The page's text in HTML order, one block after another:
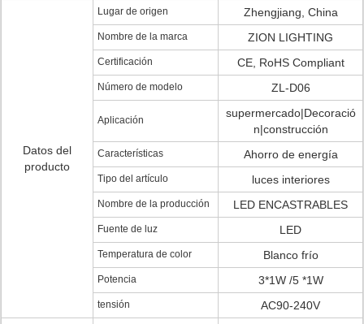
Datos del
producto
Lugar de origen Zhengjiang, China
Nombre de la marca ZION LIGHTING
Certificación CE, RoHS Compliant
Número de modelo ZL-D06
Aplicación
supermercado|Decoració
n|construcción
Características Ahorro de energía
Tipo del artículo luces interiores
Nombre de la producción LED ENCASTRABLES
Fuente de luz LED
Temperatura de color Blanco frío
Potencia 3*1W /5 *1W
tensión
AC90-240V